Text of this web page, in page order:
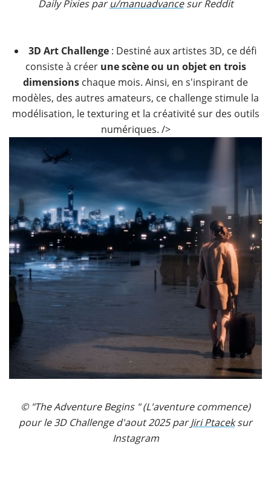
Daily Pixies paru/manuadvancesur Reddit
3D Art Challenge : Destiné aux artistes 3D, ce défi
consiste à créer une scène ou un objet en trois
dimensions chaque mois. Ainsi, en s'inspirant de
modèles, des autres amateurs, ce challenge stimule la
modélisation, le texturing et la créativité sur des outils
numériques. />
© "The Adventure Begins " (L'aventure commence)
pour le 3D Challenge d'aout 2025 parJiri Ptaceksur
Instagram